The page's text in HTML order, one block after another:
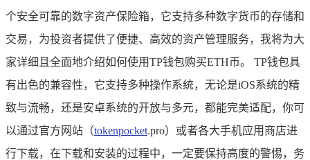
个安全可靠的数字资产保险箱，它支持多种数字货币的存储和
交易，为投资者提供了便捷、高效的资产管理服务，我将为大
家详细且全面地介绍如何使用TP钱包购买ETH币。 TP钱包具
有出色的兼容性，它支持多种操作系统，无论是iOS系统的精
致与流畅，还是安卓系统的开放与多元，都能完美适配，你可
以通过官方网站（tokenpocket.pro）或者各大手机应用商店进
行下载，在下载和安装的过程中，一定要保持高度的警惕，务